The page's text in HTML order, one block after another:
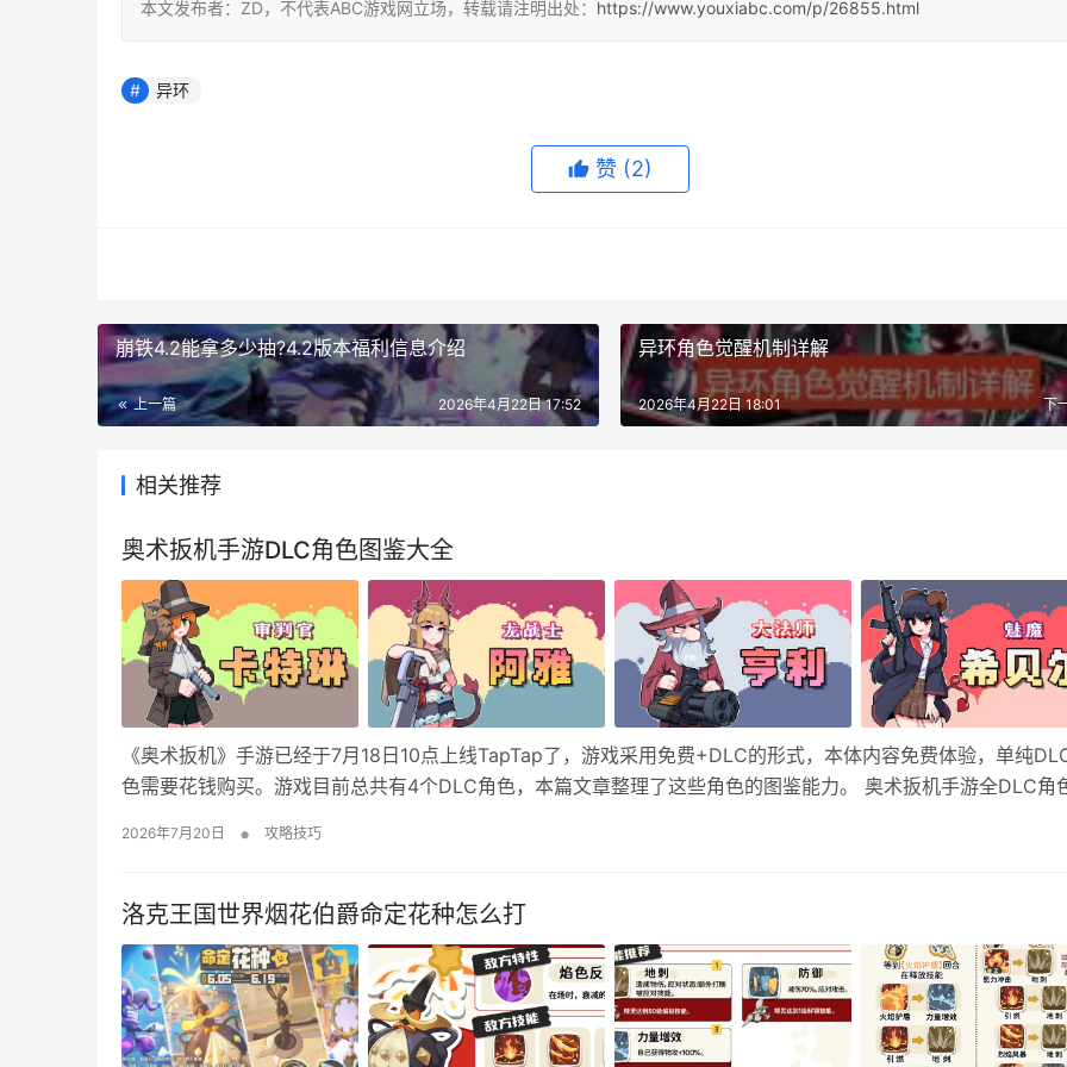
本文发布者：ZD，不代表ABC游戏网立场，转载请注明出处： https://www.youxiabc.com/p/26855.html
异环
赞 (2)
崩铁4.2能拿多少抽?4.2版本福利信息介绍
上一篇 2026年4月22日 17:52
异环角色觉醒机制详解
下
2026年4月22日 18:01
相关推荐
奥术扳机手游DLC角色图鉴大全
《奥术扳机》手游已经于7月18日10点上线TapTap了，游戏采用免费+DLC的形式，本体内容免费体验，单纯
色需要花钱购买。游戏目前总共有4个DLC角色，本篇文章整理了这些角色的图鉴能力。 奥术扳机手游全DLC角
2026年7月20日 • 攻略技巧
洛克王国世界烟花伯爵命定花种怎么打